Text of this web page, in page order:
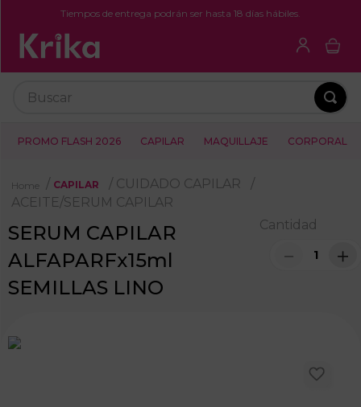
Tiempos de entrega podrán ser hasta 18 días hábiles.
PROMO FLASH 2026 CAPILAR MAQUILLAJE CORPORAL
CAPILAR
CUIDADO CAPILAR
ACEITE/SERUM CAPILAR
SERUM CAPILAR
ALFAPARFx15ml
SEMILLAS LINO
Cantidad
＋
－